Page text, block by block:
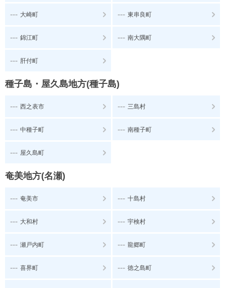
--- 大崎町 --- 東串良町
--- 錦江町 --- 南大隅町
--- 肝付町
種子島・屋久島地方(種子島)
--- 西之表市 --- 三島村
--- 中種子町 --- 南種子町
--- 屋久島町
奄美地方(名瀬)
--- 奄美市 --- 十島村
--- 大和村 --- 宇検村
--- 瀬戸内町 --- 龍郷町
--- 喜界町 --- 徳之島町